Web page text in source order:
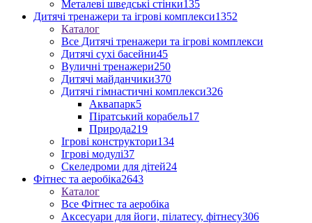
Металеві шведські стінки135
Дитячі тренажери та ігрові комплекси1352
Каталог
Все Дитячі тренажери та ігрові комплекси
Дитячі сухі басейни45
Вуличні тренажери250
Дитячі майданчики370
Дитячі гімнастичні комплекси326
Аквапарк5
Піратський корабель17
Природа219
Ігрові конструктори134
Ігрові модулі37
Скеледроми для дітей24
Фітнес та аеробіка2643
Каталог
Все Фітнес та аеробіка
Аксесуари для йоги, пілатесу, фітнесу306